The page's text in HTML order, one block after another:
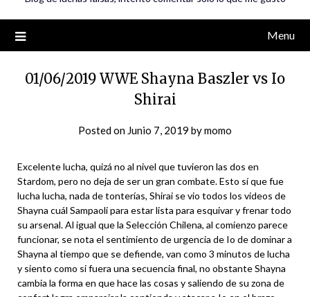
Menu
01/06/2019 WWE Shayna Baszler vs Io
Shirai
Posted on Junio 7, 2019 bymomo
Excelente lucha, quizá no al nivel que tuvieron las dos en
Stardom, pero no deja de ser un gran combate. Esto sí que fue
lucha lucha, nada de tonterías, Shirai se vio todos los videos de
Shayna cuál Sampaoli para estar lista para esquivar y frenar todo
su arsenal. Al igual que la Selección Chilena, al comienzo parece
funcionar, se nota el sentimiento de urgencia de Io de dominar a
Shayna al tiempo que se defiende, van como 3 minutos de lucha
y siento como si fuera una secuencia final, no obstante Shayna
cambia la forma en que hace las cosas y saliendo de su zona de